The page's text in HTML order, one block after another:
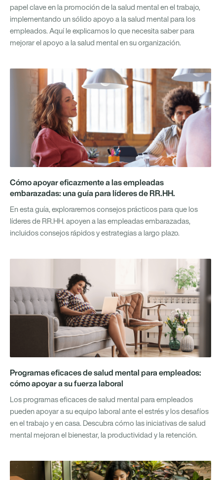
papel clave en la promoción de la salud mental en el trabajo,
implementando un sólido apoyo a la salud mental para los
empleados. Aquí le explicamos lo que necesita saber para
mejorar el apoyo a la salud mental en su organización.
Cómo apoyar eficazmente a las empleadas
embarazadas: una guía para líderes de RR.HH.
En esta guía, exploraremos consejos prácticos para que los
líderes de RR.HH. apoyen a las empleadas embarazadas,
incluidos consejos rápidos y estrategias a largo plazo.
Programas eficaces de salud mental para empleados:
cómo apoyar a su fuerza laboral
Los programas eficaces de salud mental para empleados
pueden apoyar a su equipo laboral ante el estrés y los desafíos
en el trabajo y en casa. Descubra cómo las iniciativas de salud
mental mejoran el bienestar, la productividad y la retención.